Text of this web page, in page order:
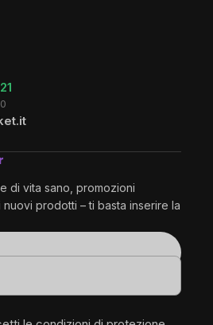
di vita sano, promozioni
prodotti – ti basta inserire la